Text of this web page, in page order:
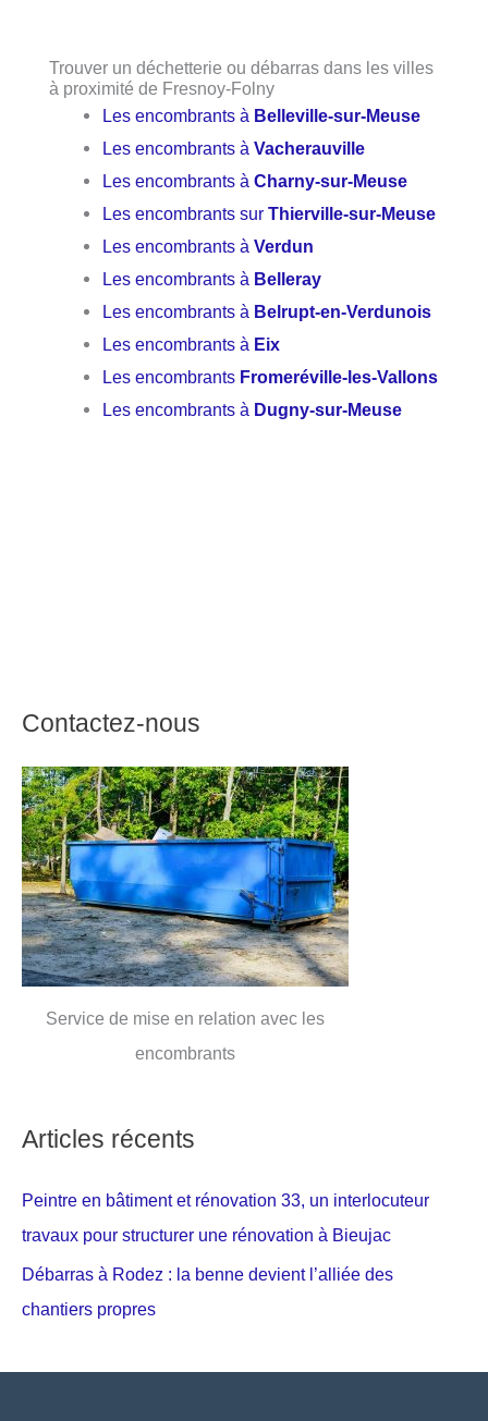
Trouver un déchetterie ou débarras dans les villes
à proximité de Fresnoy-Folny
Les encombrants à Belleville-sur-Meuse
Les encombrants àVacherauville
Les encombrants àCharny-sur-Meuse
Les encombrants surThierville-sur-Meuse
Les encombrants àVerdun
Les encombrants à Belleray
Les encombrants à Belrupt-en-Verdunois
Les encombrants à Eix
Les encombrants Fromeréville-les-Vallons
Les encombrants à Dugny-sur-Meuse
Contactez-nous
Service de mise en relation avec les
encombrants
Articles récents
Peintre en bâtiment et rénovation 33, un interlocuteur
travaux pour structurer une rénovation à Bieujac
Débarras à Rodez : la benne devient l’alliée des
chantiers propres